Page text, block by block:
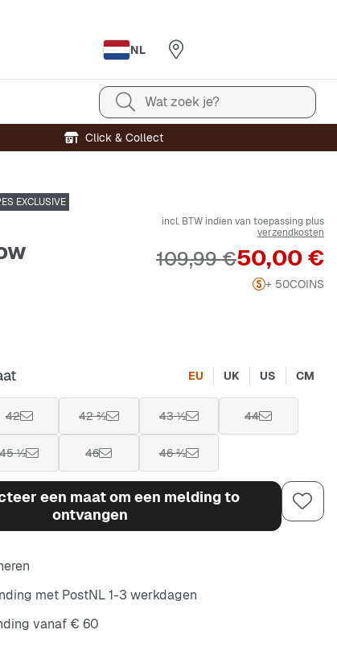
NL
Wat zoek je?
Click & Collect
EXCLUSIVE
incl. BTW indien van toepassing plus
verzendkosten
Prijs
50,00 €
Originele Prijs
109,99 €
+ 50COINS
EU UK US CM
42 42 ⅔ 43 ⅓ 44
45 ⅓ 46 46 ⅔
een maat om een melding to
ontvangen
met PostNL 1-3 werkdagen
vanaf € 60